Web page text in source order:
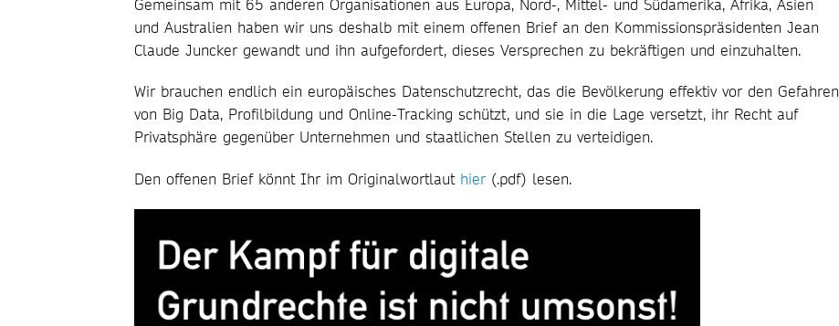
und Australien haben wir uns deshalb mit einem offenen Brief an den Kommissionspräsidenten Jean
Claude Juncker gewandt und ihn aufgefordert, dieses Versprechen zu bekräftigen und einzuhalten.
Wir brauchen endlich ein europäisches Datenschutzrecht, das die Bevölkerung effektiv vor den Gefahren
von Big Data, Profilbildung und Online-Tracking schützt, und sie in die Lage versetzt, ihr Recht auf
Privatsphäre gegenüber Unternehmen und staatlichen Stellen zu verteidigen.
Den offenen Brief könnt Ihr im Originalwortlaut hier (.pdf) lesen.